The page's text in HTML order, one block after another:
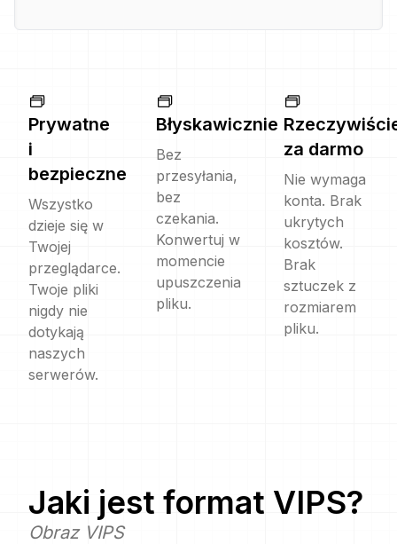
Prywatne
i
bezpieczne
Wszystko
dzieje się w
Twojej
przeglądarce.
Twoje pliki
nigdy nie
dotykają
naszych
serwerów.
Błyskawicznie
Bez
przesyłania,
bez
czekania.
Konwertuj w
momencie
upuszczenia
pliku.
za darmo
Nie wymaga
konta. Brak
ukrytych
kosztów.
Brak
sztuczek z
rozmiarem
pliku.
Jaki jest format VIPS?
Obraz VIPS